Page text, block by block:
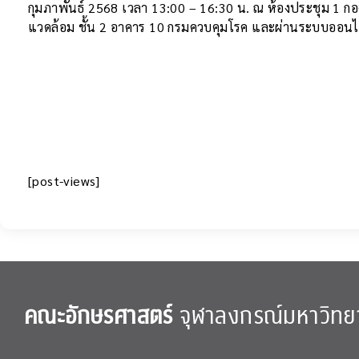
กุมภาพันธ์ 2568 เวลา 13:00 – 16:30 น. ณ ห้องประชุม 1 ก
แวดล้อม ชั้น 2 อาคาร 10 กรมควบคุมโรค และผ่านระบบออน
[post-views]
คณะอักษรศาสตร์จุฬาลงกรณ์มหาวิท